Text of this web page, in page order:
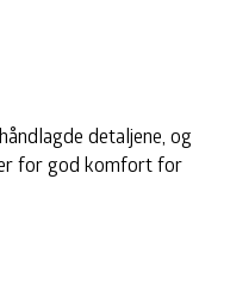
detaljene, og
for god komfort for